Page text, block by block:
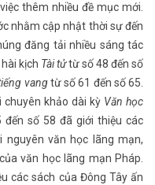
thêm nhiều đề mục mới.
nhằm cập nhật thời sự đến
đăng tải nhiều sáng tác
kịch Tài tửtừ số 48 đến số
vangtừ số 61 đến số 65.
chuyên khảo dài kỳ Văn học
đến số 58 đã giới thiệu các
văn học lãng mạn,
văn học lãng mạn Pháp.
các sách của Đông Tây ấn